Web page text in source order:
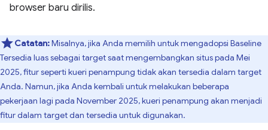
browser baru dirilis.
Catatan:Misalnya, jika Anda memilih untuk mengadopsi Baseline
Tersedia luas sebagai target saat mengembangkan situs pada Mei
2025, fitur seperti kueri penampung tidak akan tersedia dalam target
Anda. Namun, jika Anda kembali untuk melakukan beberapa
pekerjaan lagi pada November 2025, kueri penampung akan menjadi
fitur dalam target dan tersedia untuk digunakan.